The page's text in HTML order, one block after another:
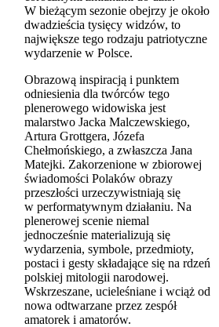
W bieżącym sezonie obejrzy je około
dwadzieścia tysięcy widzów, to
największe tego rodzaju patriotyczne
wydarzenie w Polsce.
Obrazową inspiracją i punktem
odniesienia dla twórców tego
plenerowego widowiska jest
malarstwo Jacka Malczewskiego,
Artura Grottgera, Józefa
Chełmońskiego, a zwłaszcza Jana
Matejki. Zakorzenione w zbiorowej
świadomości Polaków obrazy
przeszłości urzeczywistniają się
w performatywnym działaniu. Na
plenerowej scenie niemal
jednocześnie materializują się
wydarzenia, symbole, przedmioty,
postaci i gesty składające się na rdzeń
polskiej mitologii narodowej.
Wskrzeszane, ucieleśniane i wciąż od
nowa odtwarzane przez zespół
amatorek i amatorów.